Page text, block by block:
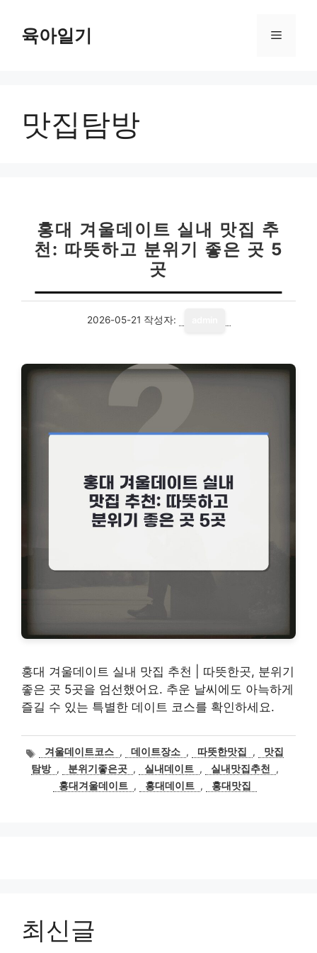
육아일기 메
맛집탐방
홍대 겨울데이트 실내 맛집 추
천: 따뜻하고 분위기 좋은 곳 5
곳
2026-05-21 작성자:
홍대 겨울데이트 실내 맛집 추천 | 따뜻한곳, 분위기
좋은 곳 5곳을 엄선했어요. 추운 날씨에도 아늑하게
즐길 수 있는 특별한 데이트 코스를 확인하세요.
태
그
겨울데이트코스 , 데이트장소 , 따뜻한맛집 ,
맛집
탐방 , 분위기좋은곳 , 실내데이트 , 실내맛집추천
,
홍대겨울데이트 , 홍대데이트 , 홍대맛집
최신글